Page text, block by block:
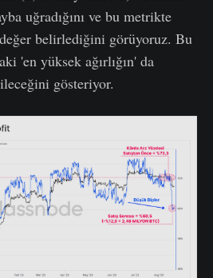
uğradığını ve bu metrikte
belirlediğini görüyoruz. Bu
'en yüksek ağırlığın' da
gösteriyor.